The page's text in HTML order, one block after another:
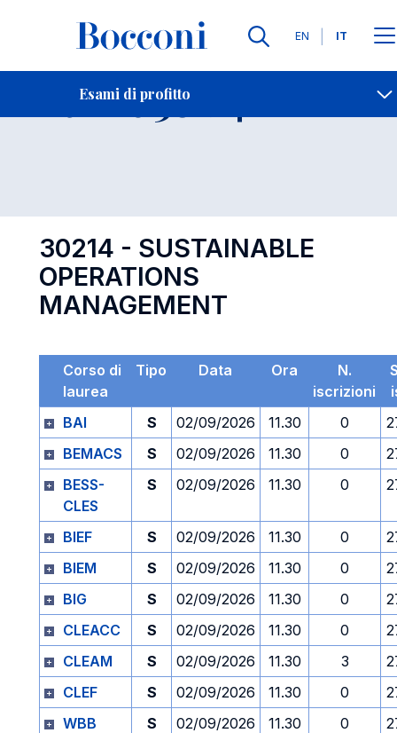
Lingue
EN IT
Esami di profitto
Contatti
Esame 30214 Open
30214 - SUSTAINABLE
OPERATIONS
MANAGEMENT
Corso di
laurea
Tipo Data Ora
N.
iscrizioni
BAI
S 02/09/2026 11.30 0
BEMACS
S 02/09/2026 11.30 0
BESS-
CLES
S 02/09/2026 11.30 0
BIEF S 02/09/2026 11.30 0
BIEM
S 02/09/2026 11.30 0
BIG
S 02/09/2026 11.30 0
CLEACC
S 02/09/2026 11.30 0
CLEAM
S 02/09/2026 11.30 3
CLEF
S 02/09/2026 11.30 0
WBB
S 02/09/2026 11.30 0